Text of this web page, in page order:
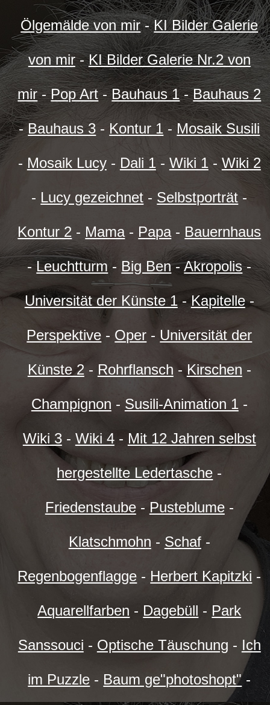
Ölgemälde von mir-KI Bilder Galerie
von mir-KI Bilder Galerie Nr.2 von
mir-Pop Art-Bauhaus 1-Bauhaus 2
-Bauhaus 3 - Kontur 1 - Mosaik Susili
- Mosaik Lucy- Dali 1- Wiki 1- Wiki 2
- Lucy gezeichnet - Selbstporträt -
Kontur 2 - Mama- Papa- Bauernhaus
-Leuchtturm - Big Ben-Akropolis-
Universität der Künste 1- Kapitelle-
Perspektive - Oper - Universität der
Künste 2- Rohrflansch - Kirschen -
Champignon - Susili-Animation 1-
Wiki 3- Wiki 4- Mit 12 Jahren selbst
hergestellte Ledertasche -
Friedenstaube- Pusteblume-
Klatschmohn - Schaf-
Regenbogenflagge - Herbert Kapitzki -
Aquarellfarben - Dagebüll - Park
Sanssouci - Optische Täuschung - Ich
im Puzzle - Baum ge"photoshopt"-